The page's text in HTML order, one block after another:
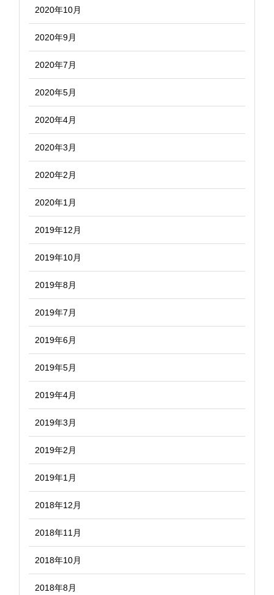
2020年10月
2020年9月
2020年7月
2020年5月
2020年4月
2020年3月
2020年2月
2020年1月
2019年12月
2019年10月
2019年8月
2019年7月
2019年6月
2019年5月
2019年4月
2019年3月
2019年2月
2019年1月
2018年12月
2018年11月
2018年10月
2018年8月